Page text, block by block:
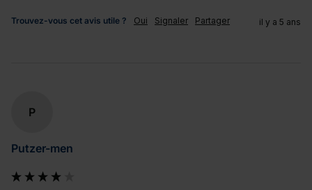
Trouvez-vous cet avis utile ? Oui Signaler Partager il y a 5 ans
P
Putzer-men